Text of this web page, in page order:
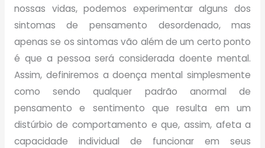
nossas vidas, podemos experimentar alguns dos
sintomas de pensamento desordenado, mas
apenas se os sintomas vão além de um certo ponto
é que a pessoa será considerada doente mental.
Assim, definiremos a doença mental simplesmente
como sendo qualquer padrão anormal de
pensamento e sentimento que resulta em um
distúrbio de comportamento e que, assim, afeta a
capacidade individual de funcionar em seus